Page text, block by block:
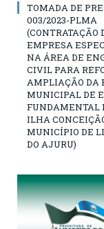
TOMADA DE
003/2023-PLMA
(CONTRATAÇÃO
EMPRESA
NA ÁREA DE
CIVIL PARA
AMPLIAÇÃO DA
MUNICIPAL DE
FUNDAMENTAL
ILHA
MUNICÍPIO DE
DO AJURU)